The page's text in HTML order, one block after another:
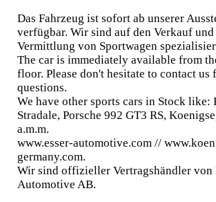
Das Fahrzeug ist sofort ab unserer
verfügbar. Wir sind auf den Verkauf und
Vermittlung von Sportwagen
The car is immediately available from
floor. Please don't hesitate to contact us
questions.
We have other sports cars in Stock like:
Stradale, Porsche 992 GT3 RS,
a.m.m.
www.esser-automotive.com //
germany.com.
Wir sind offizieller Vertragshändler von
Automotive AB.